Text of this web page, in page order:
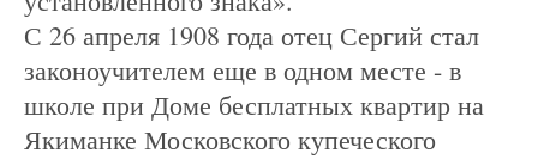
С 26 апреля 1908 года отец Сергий стал
законоучителем еще в одном месте - в
школе при Доме бесплатных квартир на
Якиманке Московского купеческого